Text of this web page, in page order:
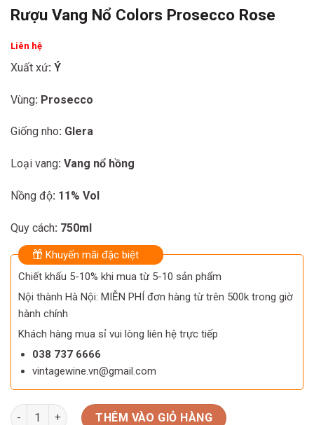
Rượu Vang Nổ Colors Prosecco Rose
Liên hệ
Xuất xứ: Ý
Vùng: Prosecco
Giống nho: Glera
Loại vang: Vang nổ hồng
Nồng độ: 11% Vol
Quy cách: 750ml
Khuyến mãi đặc biệt
Chiết khấu 5-10% khi mua từ 5-10 sản phẩm
Nội thành Hà Nội: MIỄN PHÍ đơn hàng từ trên 500k trong giờ
hành chính
Khách hàng mua sỉ vui lòng liên hệ trực tiếp
038 737 6666
vintagewine.vn@gmail.com
Rượu Vang Nổ Colors Prosecco Rose số lượng
THÊM VÀO GIỎ HÀNG